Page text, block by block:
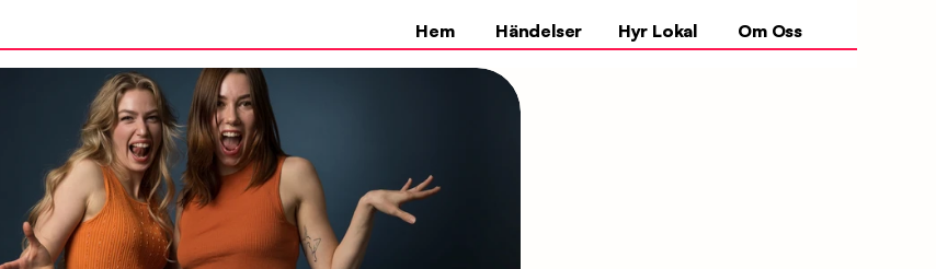
Hem Händelser Hyr Lokal Om Oss